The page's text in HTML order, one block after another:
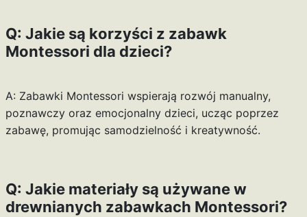
Q: Jakie są korzyści z zabawk
Montessori dla dzieci?
A: Zabawki Montessori wspierają rozwój manualny,
poznawczy oraz emocjonalny dzieci, ucząc poprzez
zabawę, promując samodzielność i kreatywność.
Q: Jakie materiały są używane w
drewnianych zabawkach Montessori?